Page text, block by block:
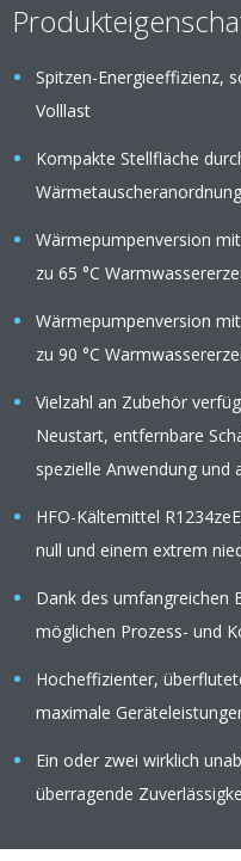
Spitzen-Energieeffizienz,
Volllast
Kompakte Stellfläche
Wärmetauscheranordnung
Wärmepumpenversion
zu 65 °C
Wärmepumpenversion
zu 90 °C
Vielzahl an Zubehör
Neustart, entfernbare
spezielle Anwendung und
HFO-Kältemittel
null und einem extrem
Dank des umfangreichen
möglichen Prozess- und
Hocheffizienter,
maximale
Ein oder zwei wirklich
überragende